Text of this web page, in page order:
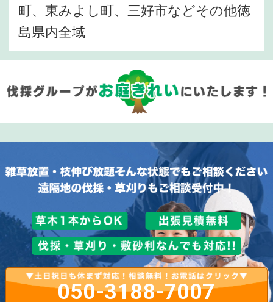
町、東みよし町、三好市などその他徳
島県内全域
050-3188-7007